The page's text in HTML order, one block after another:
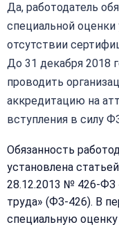
Да, работодатель
специальной оценки
отсутствии
До 31 декабря 2018
проводить
аккредитацию на
вступления в силу
Обязанность
установлена
28.12.2013 № 426-ФЗ
труда» (ФЗ-426). В
специальную